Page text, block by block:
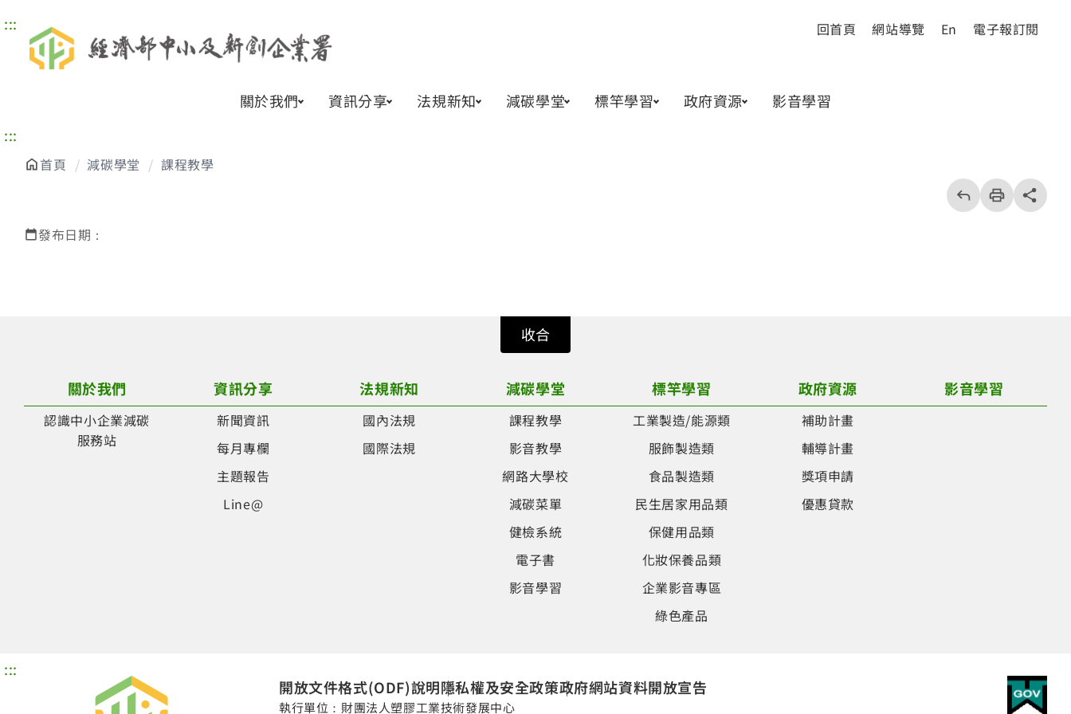
::: 回首頁 網站導覽 En 電子報訂閱
關於我們 資訊分享 法規新知 減碳學堂 標竿學習 政府資源
影音學習
:::
首頁 減碳學堂 課程教學 回
上
一
頁
列
印
share分享按
發布日期：
收合
關於我們
認識中小企業減碳
服務站
資訊分享
新聞資訊
每月專欄
主題報告
Line@
法規新知
國內法規
國際法規
減碳學堂
課程教學
影音教學
網路大學校
減碳菜單
健檢系統
電子書
影音學習
標竿學習
工業製造/能源類
服飾製造類
食品製造類
民生居家用品類
保健用品類
化妝保養品類
企業影音專區
綠色產品
政府資源
補助計畫
輔導計畫
獎項申請
優惠貸款
影音學習
:::
開放文件格式(ODF)說明隱私權及安全政策政府網站資料開放宣告
執行單位：財團法人塑膠工業技術發展中心